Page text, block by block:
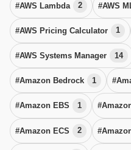
#AWS Lambda 2 #AWS
#AWS Pricing Calculator 1
#AWS Systems Manager 14
#Amazon Bedrock 1
#Amazon EBS 1
#Amazon ECS 2